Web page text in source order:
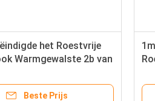
het Roestvrije
Warmgewalste 2b van
Beste Prijs